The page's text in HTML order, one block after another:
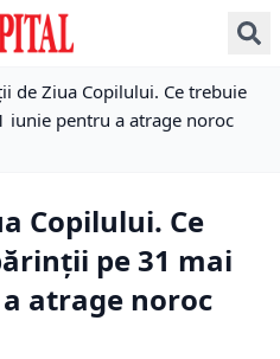
de Ziua Copilului. Ce trebuie
iunie pentru a atrage noroc
Copilului. Ce
pe 31 mai
atrage noroc